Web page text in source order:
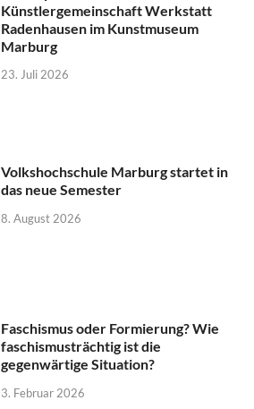
Künstlergemeinschaft Werkstatt
Radenhausen im Kunstmuseum
Marburg
23. Juli 2026
Volkshochschule Marburg startet in
das neue Semester
8. August 2026
Faschismus oder Formierung? Wie
faschismusträchtig ist die
gegenwärtige Situation?
3. Februar 2026